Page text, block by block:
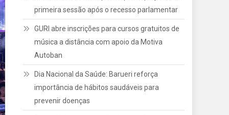
primeira sessão após o recesso parlamentar
GURI abre inscrições para cursos gratuitos de
música a distância com apoio da Motiva
Autoban
Dia Nacional da Saúde: Barueri reforça
importância de hábitos saudáveis para
prevenir doenças